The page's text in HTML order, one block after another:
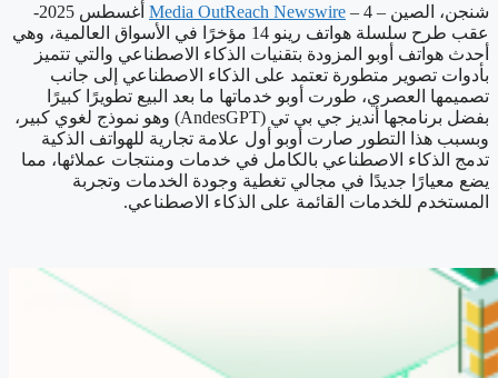
شنجن، الصين – Media OutReach Newswire
– 4 أغسطس 2025-
عقب طرح سلسلة هواتف رينو 14 مؤخرًا في الأسواق العالمية، وهي
أحدث هواتف أوبو المزودة بتقنيات الذكاء الاصطناعي والتي تتميز
بأدوات تصوير متطورة تعتمد على الذكاء الاصطناعي إلى جانب
تصميمها العصري، طورت أوبو خدماتها ما بعد البيع تطويرًا كبيرًا
بفضل برنامجها أنديز جي بي تي (AndesGPT) وهو نموذج لغوي كبير،
وبسبب هذا التطور صارت أوبو أول علامة تجارية للهواتف الذكية
تدمج الذكاء الاصطناعي بالكامل في خدمات ومنتجات عملائها، مما
يضع معيارًا جديدًا في مجالي تغطية وجودة الخدمات وتجربة
المستخدم للخدمات القائمة على الذكاء الاصطناعي.